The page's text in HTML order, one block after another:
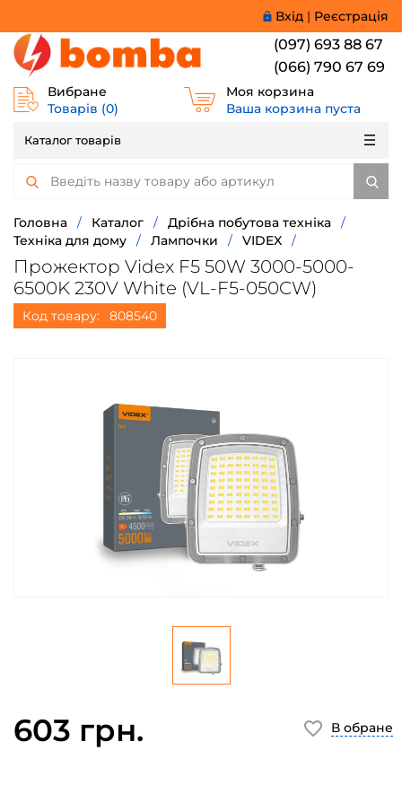
Вхід | Реєстрація
(097) 693 88 67
(066) 790 67 69
Вибране
Товарів (0)
Моя корзина
Ваша корзина пуста
Каталог товарів
Головна / Каталог / Дрібна побутова техніка
/
Техніка для дому
/ Лампочки / VIDEX /
Прожектор Videx F5 50W 3000-5000-
6500K 230V White (VL-F5-050CW)
Код товару: 808540
603 грн. В обране